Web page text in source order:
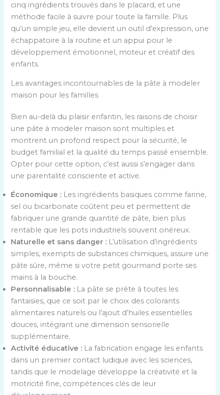
cinq ingrédients trouvés dans le placard, et une
méthode facile à suivre pour toute la famille. Plus
qu’un simple jeu, elle devient un outil d’expression, une
échappatoire à la routine et un appui pour le
développement émotionnel, moteur et créatif des
enfants.
Les avantages incontournables de la pâte à modeler
maison pour les familles
Bien au-delà du plaisir enfantin, les raisons de choisir
une pâte à modeler maison sont multiples et
montrent un profond respect pour la sécurité, le
budget familial et la qualité du temps passé ensemble.
Opter pour cette option, c’est aussi s’engager dans
une parentalité consciente et active.
Économique : Les ingrédients basiques comme farine,
sel ou bicarbonate coûtent peu et permettent de
fabriquer une grande quantité de pâte, bien plus
rentable que les pots industriels souvent onéreux.
Naturelle et sans danger : L’utilisation d’ingrédients
simples, exempts de substances chimiques, assure une
pâte sûre, même si votre petit gourmand porte ses
mains à la bouche.
Personnalisable : La pâte se prête à toutes les
fantaisies, que ce soit par le choix des colorants
alimentaires naturels ou l’ajout d’huiles essentielles
douces, intégrant une dimension sensorielle
supplémentaire.
Activité éducative : La fabrication engage les enfants
dans un premier contact ludique avec les sciences,
tandis que le modelage développe la créativité et la
motricité fine, compétences clés de leur